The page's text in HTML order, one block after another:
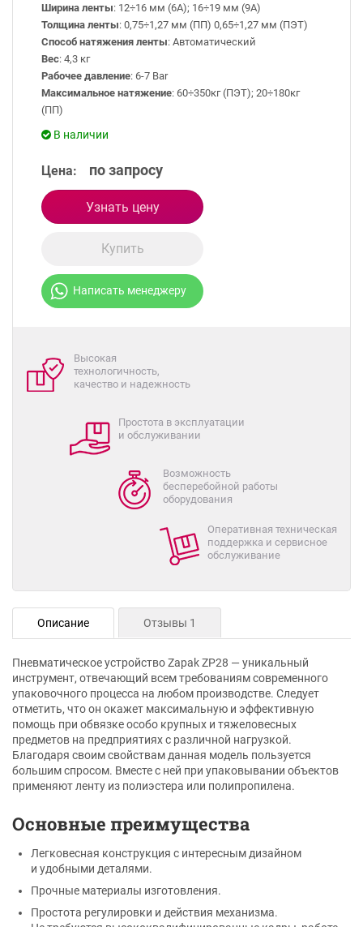
Ширина ленты: 12÷16 мм (6А); 16÷19 мм (9А)
Толщина ленты: 0,75÷1,27 мм (ПП) 0,65÷1,27 мм (ПЭТ)
Способ натяжения ленты: Автоматический
Вес: 4,3 кг
Рабочее давление: 6-7 Bar
Максимальное натяжение: 60÷350кг (ПЭТ); 20÷180кг
(ПП)
В наличии
Цена: по запросу
Узнать цену
Купить
Написать менеджеру
Высокая
технологичность,
качество и надежность
Простота в эксплуатации
и обслуживании
Возможность
бесперебойной работы
оборудования
Оперативная техническая
поддержка и сервисное
обслуживание
Описание Отзывы 1
Пневматическое устройство Zapak ZP28 — уникальный
инструмент, отвечающий всем требованиям современного
упаковочного процесса на любом производстве. Следует
отметить, что он окажет максимальную и эффективную
помощь при обвязке особо крупных и тяжеловесных
предметов на предприятиях с различной нагрузкой.
Благодаря своим свойствам данная модель пользуется
большим спросом. Вместе с ней при упаковывании объектов
применяют ленту из полиэстера или полипропилена.
Основные преимущества
Легковесная конструкция с интересным дизайном
и удобными деталями.
Прочные материалы изготовления.
Простота регулировки и действия механизма.